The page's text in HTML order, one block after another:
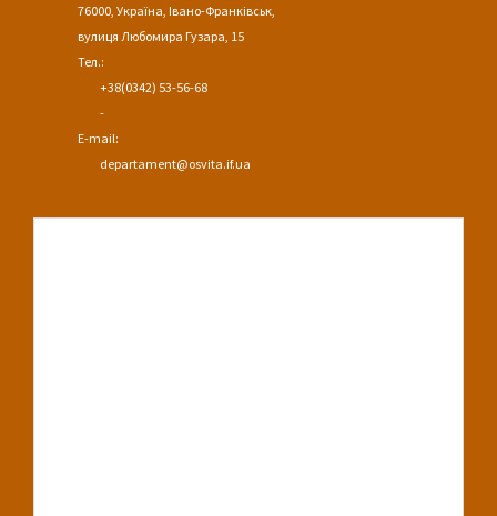
76000, Україна, Івано-Франківськ,
вулиця Любомира Гузара, 15
Тел.:
+38(0342) 53-56-68
-
E-mail:
departament@osvita.if.ua